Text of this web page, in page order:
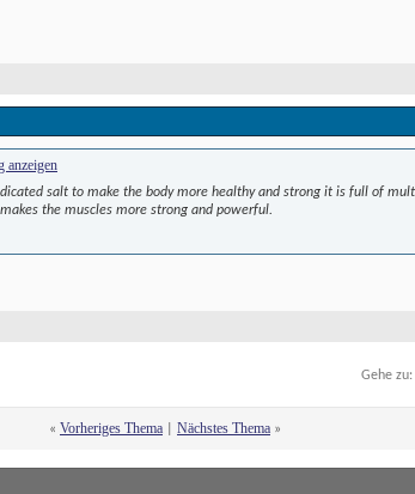
salt to make the body more healthy and strong it is full of
the muscles more strong and powerful.
Gehe zu:
« Vorheriges Thema Nächstes Thema »